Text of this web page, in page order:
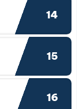
14
15
16